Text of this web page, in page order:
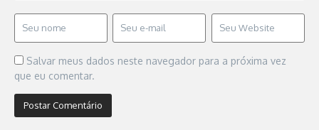
Salvar meus dados neste navegador para a próxima vez
que eu comentar.